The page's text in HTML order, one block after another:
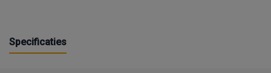
Specificaties